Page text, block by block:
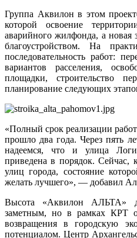
Группа Аквилон в этом
которой освоение
аварийного жилфонда, а новая
благоустройством. На
последовательность работ:
вариантов расселения,
площадки, строительство
планирование следующих
«Полный срок реализации
прошло два года. Через пять
надеемся, что и улица
приведена в порядок. Сейчас,
улиц города, состояние
желать лучшего», — добавил
Высота «Аквилон АЛЬТА»
заметным, но в рамках КРТ
возвращения в городскую
потенциалом. Центр